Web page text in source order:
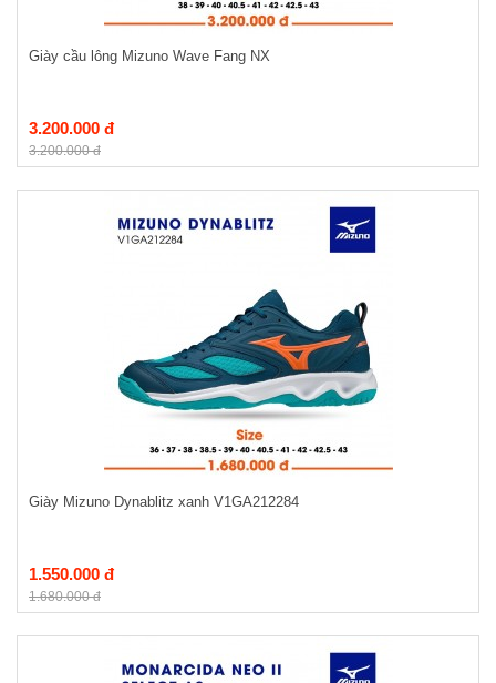
Giày cầu lông Mizuno Wave Fang NX
3.200.000 đ
3.200.000 đ
Giày Mizuno Dynablitz xanh V1GA212284
1.550.000 đ
1.680.000 đ